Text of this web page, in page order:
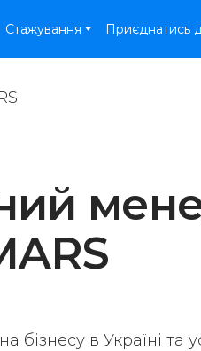
Стажування Приєднатись
бізнесу в Україні та